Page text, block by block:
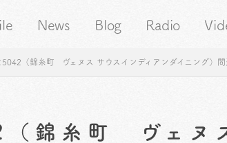
News Blog Radio
5042（錦糸町 ヴェヌス サウスインディアンダイニング）間
（錦糸町 ヴェヌ